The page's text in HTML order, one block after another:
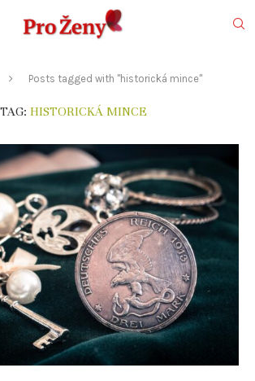
Posts tagged with "historická mince"
TAG: HISTORICKÁ MINCE